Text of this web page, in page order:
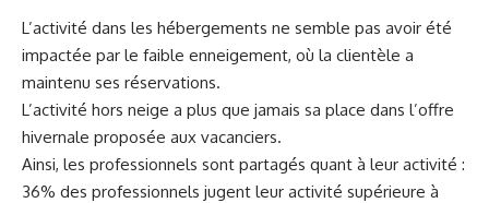
L’activité dans les hébergements ne semble pas avoir été
impactée par le faible enneigement, où la clientèle a
maintenu ses réservations.
L’activité hors neige a plus que jamais sa place dans l’offre
hivernale proposée aux vacanciers.
Ainsi, les professionnels sont partagés quant à leur activité :
36% des professionnels jugent leur activité supérieure à